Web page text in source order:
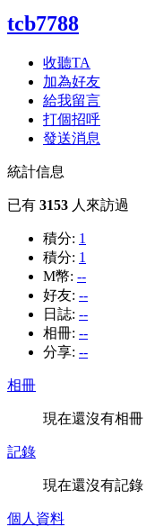
tcb7788
收聽TA
加為好友
給我留言
打個招呼
發送消息
統計信息
已有 3153 人來訪過
積分: 1
積分: 1
M幣: --
好友: --
日誌: --
相冊: --
分享: --
相冊
現在還沒有相冊
記錄
現在還沒有記錄
個人資料